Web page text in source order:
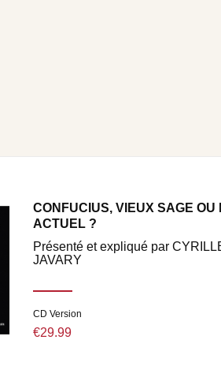
CONFUCIUS, VIEUX SAGE OU
ACTUEL ?
Présenté et expliqué par
JAVARY
CD Version
€29.99